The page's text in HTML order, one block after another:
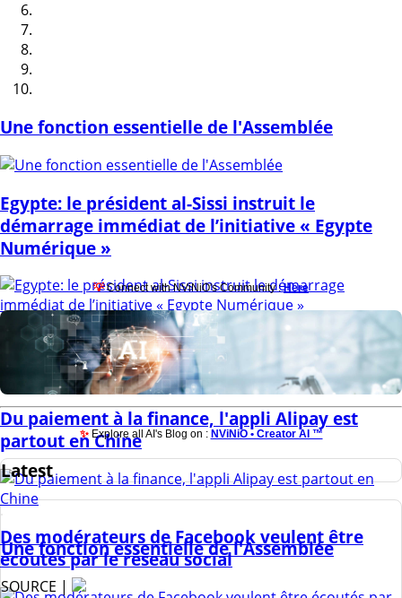
Une fonction essentielle de l'Assemblée
Egypte: le président al-Sissi instruit le
démarrage immédiat de l’initiative « Egypte
Numérique »
Immobilier : séduire les investisseurs français
Du paiement à la finance, l'appli Alipay est
partout en Chine
Des modérateurs de Facebook veulent être
écoutés par le réseau social
💡Connect with NViNiO's Community :Here
✨ Explore all AI's Blog on : NViNiO • Creator AI ™
Latest
Une fonction essentielle de l'Assemblée
SOURCE |